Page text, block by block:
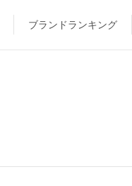
ブランドランキング